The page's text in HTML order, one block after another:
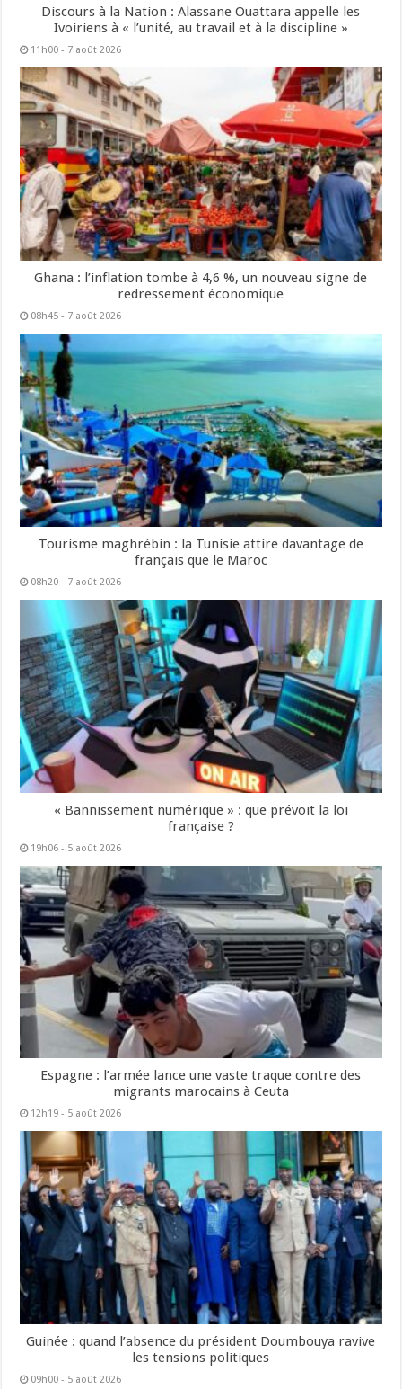
Discours à la Nation : Alassane Ouattara appelle les
Ivoiriens à « l’unité, au travail et à la discipline »
11h00 - 7 août 2026
Ghana : l’inflation tombe à 4,6 %, un nouveau signe de
redressement économique
08h45 - 7 août 2026
Tourisme maghrébin : la Tunisie attire davantage de
français que le Maroc
08h20 - 7 août 2026
« Bannissement numérique » : que prévoit la loi
française ?
19h06 - 5 août 2026
Espagne : l’armée lance une vaste traque contre des
migrants marocains à Ceuta
12h19 - 5 août 2026
Guinée : quand l’absence du président Doumbouya ravive
les tensions politiques
09h00 - 5 août 2026